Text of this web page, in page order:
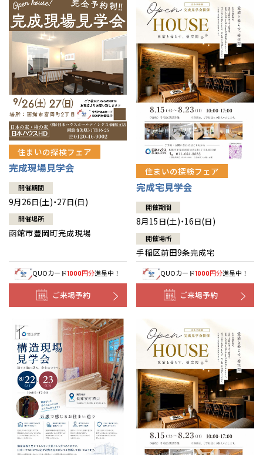
住まいの探検フェア
完成現場見学会
開催期間
9月26日(土)・27日(日)
開催場所
函館市豊岡町完成現場
QUOカード1000円分進呈中！
ご来場予約
住まいの探検フェア
完成宅見学会
開催期間
8月15日(土)・16日(日)
開催場所
手稲区前田9条完成宅
QUOカード1000円分進呈中！
ご来場予約
全国の展示場
北海道
札幌
東北
お近くのイベント
北海道
札幌
札幌
小樽
東北